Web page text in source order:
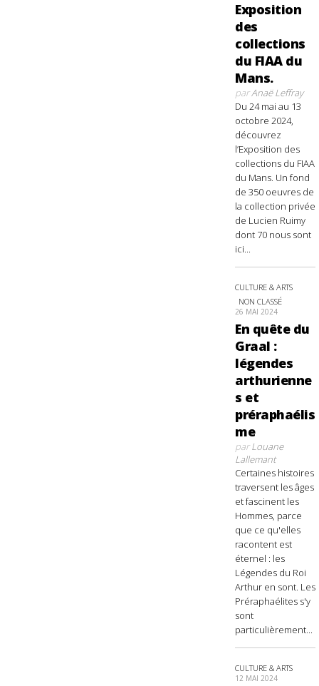
Exposition
des
collections
du FIAA du
Mans.
parAnaë Leffray
Du 24 mai au 13
octobre 2024,
découvrez
l’Exposition des
collections du FIAA
du Mans. Un fond
de 350 oeuvres de
la collection privée
de Lucien Ruimy
dont 70 nous sont
ici...
CULTURE & ARTS
NON CLASSÉ
26 MAI 2024
En quête du
Graal :
légendes
arthurienne
s et
préraphaélis
me
parLouane
Lallemant
Certaines histoires
traversent les âges
et fascinent les
Hommes, parce
que ce qu'elles
racontent est
éternel : les
Légendes du Roi
Arthur en sont. Les
Préraphaélites s'y
sont
particulièrement...
CULTURE & ARTS
12 MAI 2024